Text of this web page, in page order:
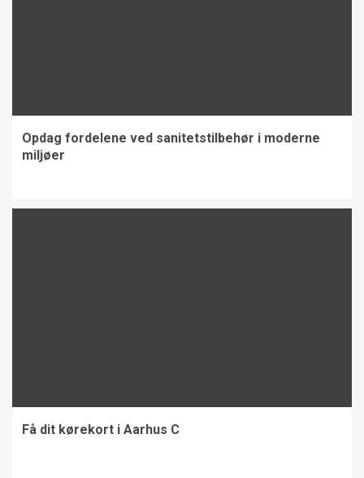
Opdag fordelene ved sanitetstilbehør i moderne
miljøer
Få dit kørekort i Aarhus C